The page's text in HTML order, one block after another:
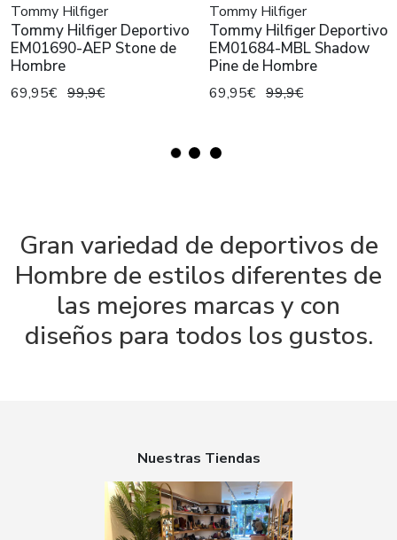
Tommy Hilfiger
Tommy Hilfiger Deportivo
EM01690-AEP Stone de
Hombre
69,95€ 99,9€
Tommy Hilfiger
Tommy Hilfiger Deportivo
EM01684-MBL Shadow
Pine de Hombre
69,95€ 99,9€
Gran variedad de deportivos de
Hombre de estilos diferentes de
las mejores marcas y con
diseños para todos los gustos.
Nuestras Tiendas